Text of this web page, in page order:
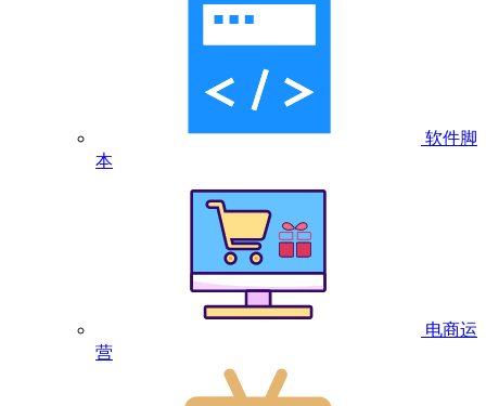
软件脚
本
电商运
营